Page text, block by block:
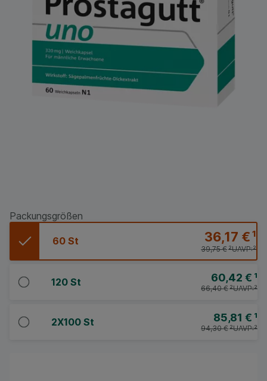
Packungsgrößen
60 St 36,17 €¹
UAVP:²
39,75 €²
120 St 60,42 € ¹
UAVP:²
66,40 €²
2X100 St 85,81 € ¹
UAVP:²
94,30 €²